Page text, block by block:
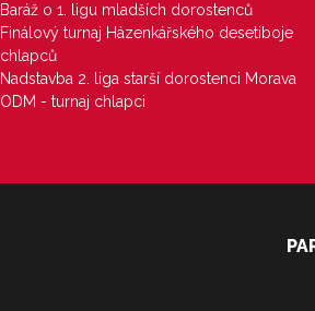
Baráž o 1. ligu mladších dorostenců
Finálový turnaj Házenkářského desetiboje
chlapců
Nadstavba 2. liga starší dorostenci Morava
ODM - turnaj chlapci